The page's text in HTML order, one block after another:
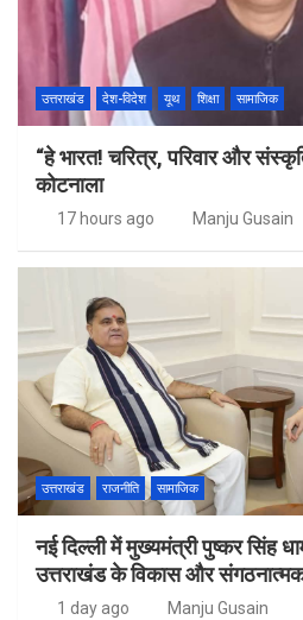
उत्तराखंड देश-विदेश यूथ शिक्षा सामाजिक
“हे भारत! चरित्र, परिवार और
कोटनाला
17 hours ago Manju Gusain
उत्तराखंड राजनीति सामाजिक
नई दिल्ली में मुख्यमंत्री पुष्कर सिंह
उत्तराखंड के विकास और संगठनात्मक
1 day ago Manju Gusain